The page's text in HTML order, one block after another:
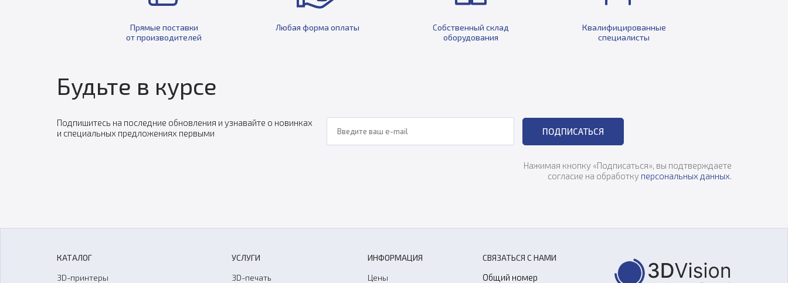
Прямые поставки
от производителей
Любая форма оплаты
Собственный склад
оборудования
Квалифицированные
специалисты
Будьте в курсе
Подпишитесь на последние обновления и узнавайте о новинках
и специальных предложениях первыми
ПОДПИСАТЬСЯ
Нажимая кнопку «Подписаться», вы подтверждаете
согласие на обработку персональных данных.
КАТАЛОГ
3D-принтеры
УСЛУГИ
3D-печать
ИНФОРМАЦИЯ
Цены
СВЯЗАТЬСЯ С НАМИ
Общий номер